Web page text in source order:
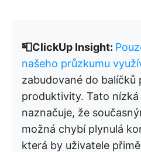
📮ClickUp Insight:
našeho průzkumu
zabudované do balíčků
produktivity. Tato
naznačuje, že
možná chybí plynulá
která by uživatele